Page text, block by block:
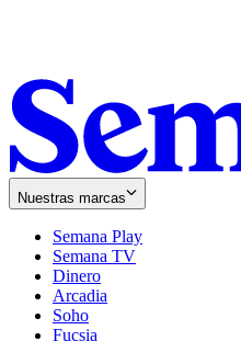
Nuestras marcas
Semana Play
Semana TV
Dinero
Arcadia
Soho
in
Fucsia